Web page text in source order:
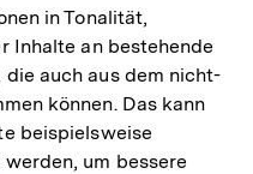
in Tonalität,
Inhalte an bestehende
auch aus dem nicht-
können. Das kann
beispielsweise
um bessere